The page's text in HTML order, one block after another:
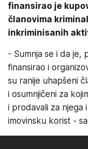
finansirao je
članovima
inkriminisanih
- Sumnja se i da je,
finansirao i
su ranije uhapšeni
i osumnjičeni za
i prodavali za njega
imovinsku korist -